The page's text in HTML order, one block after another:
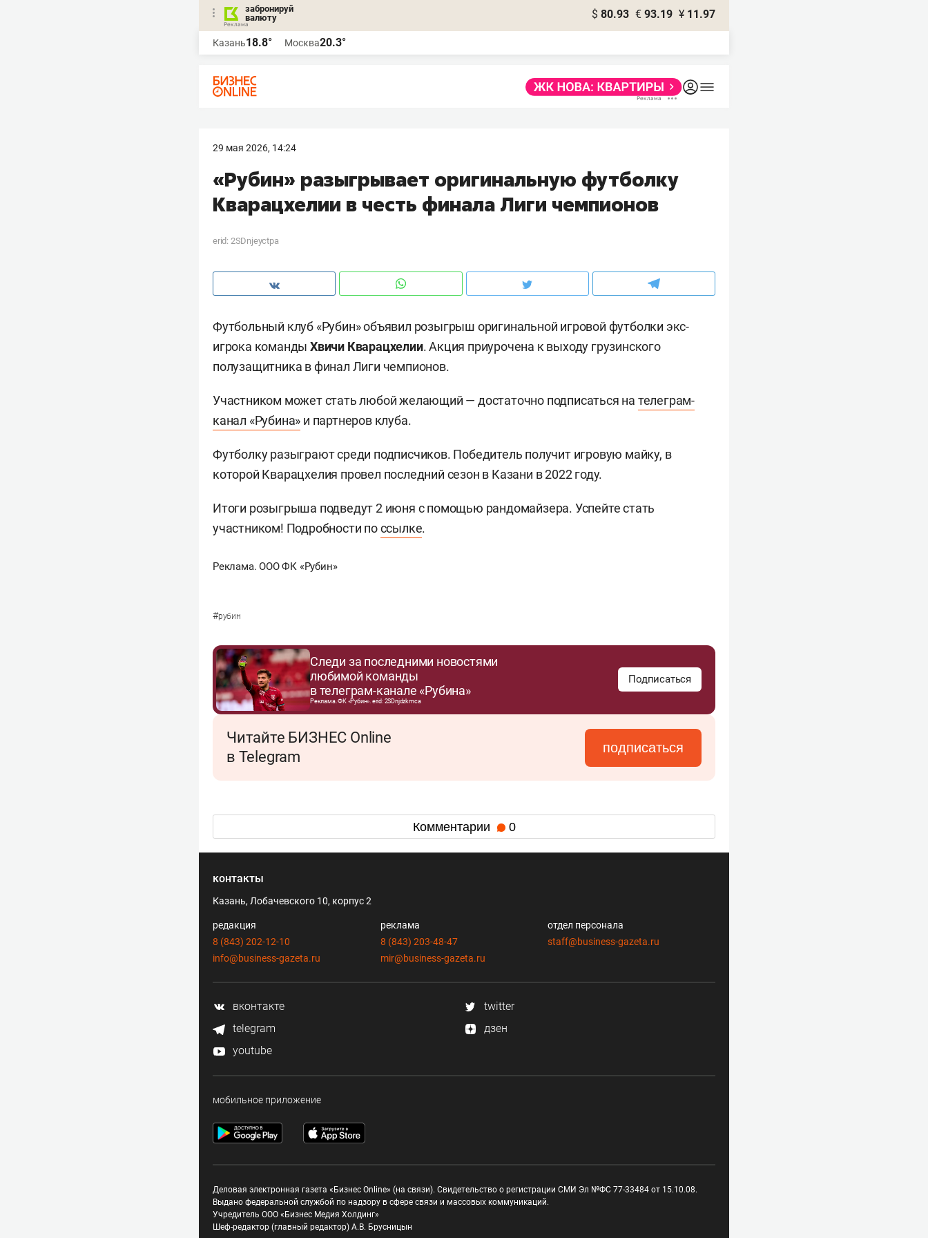
забронируй
валюту
$ 80.93 € 93.19 ¥ 11.97
Казань18.8° Москва20.3°
29 мая 2026, 14:24
«Рубин» разыгрывает оригинальную футболку
Кварацхелии в честь финала Лиги чемпионов
erid: 2SDnjeyctpa
Футбольный клуб «Рубин» объявил розыгрыш оригинальной игровой футболки экс-
игрока командыХвичи Кварацхелии. Акция приурочена к выходу грузинского
полузащитника в финал Лиги чемпионов.
Участником может стать любой желающий — достаточно подписаться на телеграм-
канал «Рубина» и партнеров клуба.
Футболку разыграют среди подписчиков. Победитель получит игровую майку, в
которой Кварацхелия провел последний сезон в Казани в 2022 году.
Итоги розыгрыша подведут 2 июня с помощью рандомайзера. Успейте стать
участником! Подробности поссылке.
Реклама. ООО ФК «Рубин»
#рубин
Следи за последними новостями
любимой команды
в телеграм-канале «Рубина»
Реклама. ФК «Рубин». erid: 2SDnjdzkmca
Подписаться
Читайте БИЗНЕС Online
в Telegram
подписаться
Комментарии 0
контакты
Казань, Лобачевского 10, корпус 2
редакция
8 (843) 202-12-10
info@business-gazeta.ru
реклама
8 (843) 203-48-47
mir@business-gazeta.ru
отдел персонала
staff@business-gazeta.ru
вконтакте
twitter
telegram
дзен
youtube
мобильное приложение
Деловая электронная газета «Бизнес Online» (на связи). Свидетельство о регистрации СМИ Эл №ФС 77-33484 от 15.10.08.
Выдано федеральной службой по надзору в сфере связи и массовых коммуникаций.
Учредитель ООО «Бизнес Медия Холдинг»
Шеф-редактор (главный редактор) А.В. Брусницын